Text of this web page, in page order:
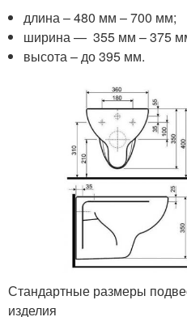
длина – 480 мм – 700 мм;
ширина — 355 мм – 375
высота – до 395 мм.
Стандартные размеры
изделия